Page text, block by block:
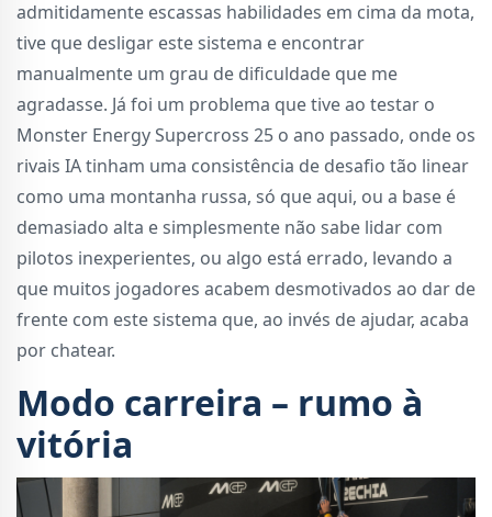
admitidamente escassas habilidades em cima da mota,
tive que desligar este sistema e encontrar
manualmente um grau de dificuldade que me
agradasse. Já foi um problema que tive ao testar o
Monster Energy Supercross 25 o ano passado, onde os
rivais IA tinham uma consistência de desafio tão linear
como uma montanha russa, só que aqui, ou a base é
demasiado alta e simplesmente não sabe lidar com
pilotos inexperientes, ou algo está errado, levando a
que muitos jogadores acabem desmotivados ao dar de
frente com este sistema que, ao invés de ajudar, acaba
por chatear.
Modo carreira – rumo à
vitória